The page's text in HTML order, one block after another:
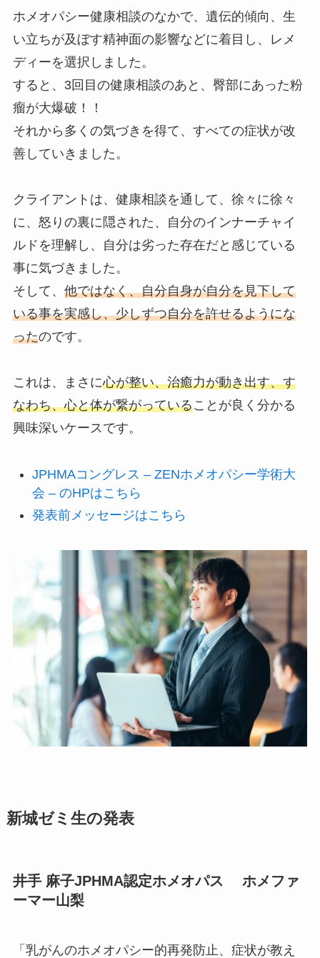
ホメオパシー健康相談のなかで、遺伝的傾向、生
い立ちが及ぼす精神面の影響などに着目し、レメ
ディーを選択しました。
すると、3回目の健康相談のあと、臀部にあった粉
瘤が大爆破！！
それから多くの気づきを得て、すべての症状が改
善していきました。
クライアントは、健康相談を通して、徐々に徐々
に、怒りの裏に隠された、自分のインナーチャイ
ルドを理解し、自分は劣った存在だと感じている
事に気づきました。
そして、 他ではなく、自分自身が自分を見下して
いる事を実感し、少しずつ自分を許せるようにな
ったのです。
これは、まさに心が整い、治癒力が動き出す、す
なわち、心と体が繋がっていることが良く分かる
興味深いケースです。
JPHMAコングレス – ZENホメオパシー学術大
会 – のHPはこちら
発表前メッセージはこちら
新城ゼミ生の発表
井手 麻子JPHMA認定ホメオパス ホメファ
ーマー山梨
「乳がんのホメオパシー的再発防止、症状が教え